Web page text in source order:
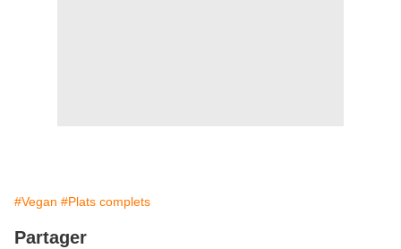
#Vegan #Plats complets
Partager